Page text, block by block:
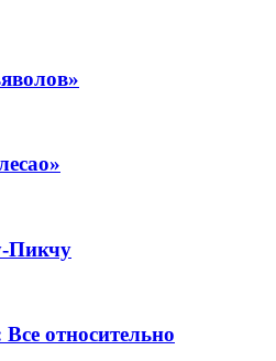
Пикчу
относительно